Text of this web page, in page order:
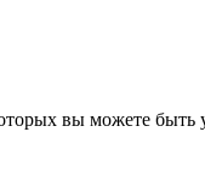
вы можете быть